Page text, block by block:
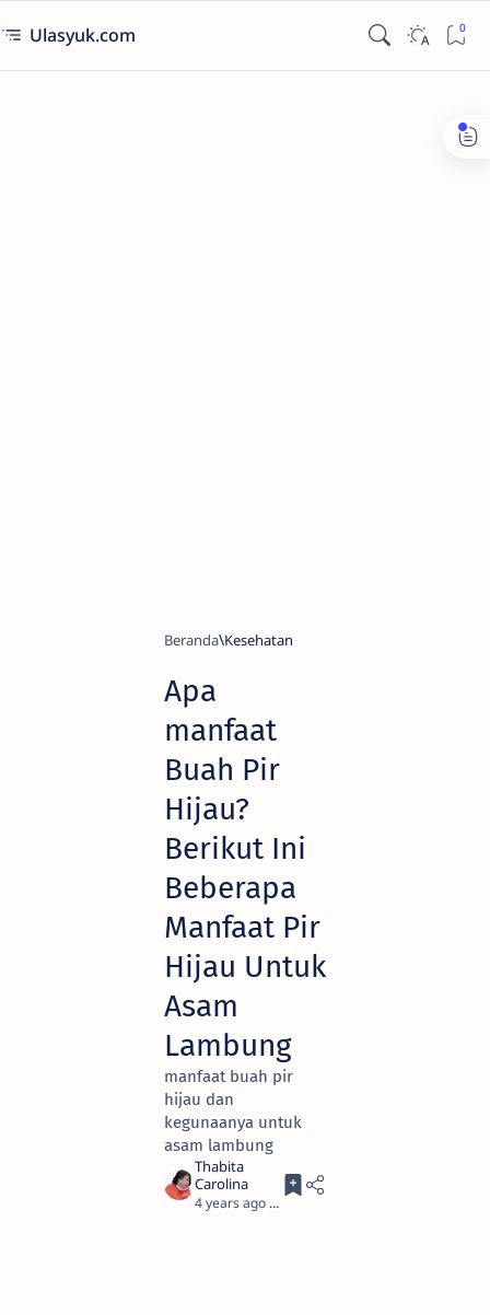
Ulasyuk.com
Beranda Kesehatan
Apa
manfaat
Buah Pir
Hijau?
Berikut Ini
Beberapa
Manfaat Pir
Hijau Untuk
Asam
Lambung
manfaat buah pir
hijau dan
kegunaanya untuk
asam lambung
4 years ago 3